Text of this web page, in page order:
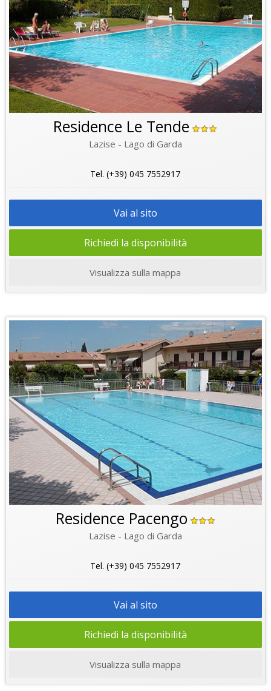
Residence Le Tende
Lazise - Lago di Garda
Tel. (+39) 045 7552917
Vai al sito
Richiedi la disponibilità
Visualizza sulla mappa
Residence Pacengo
Lazise - Lago di Garda
Tel. (+39) 045 7552917
Vai al sito
Richiedi la disponibilità
Visualizza sulla mappa